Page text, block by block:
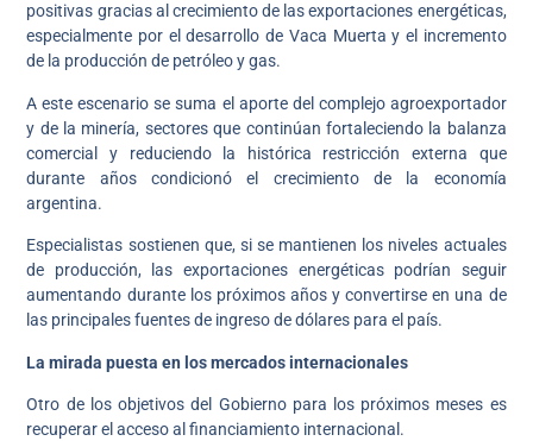
positivas gracias al crecimiento de las exportaciones energéticas,
especialmente por el desarrollo de Vaca Muerta y el incremento
de la producción de petróleo y gas.
A este escenario se suma el aporte del complejo agroexportador
y de la minería, sectores que continúan fortaleciendo la balanza
comercial y reduciendo la histórica restricción externa que
durante años condicionó el crecimiento de la economía
argentina.
Especialistas sostienen que, si se mantienen los niveles actuales
de producción, las exportaciones energéticas podrían seguir
aumentando durante los próximos años y convertirse en una de
las principales fuentes de ingreso de dólares para el país.
La mirada puesta en los mercados internacionales
Otro de los objetivos del Gobierno para los próximos meses es
recuperar el acceso al financiamiento internacional.